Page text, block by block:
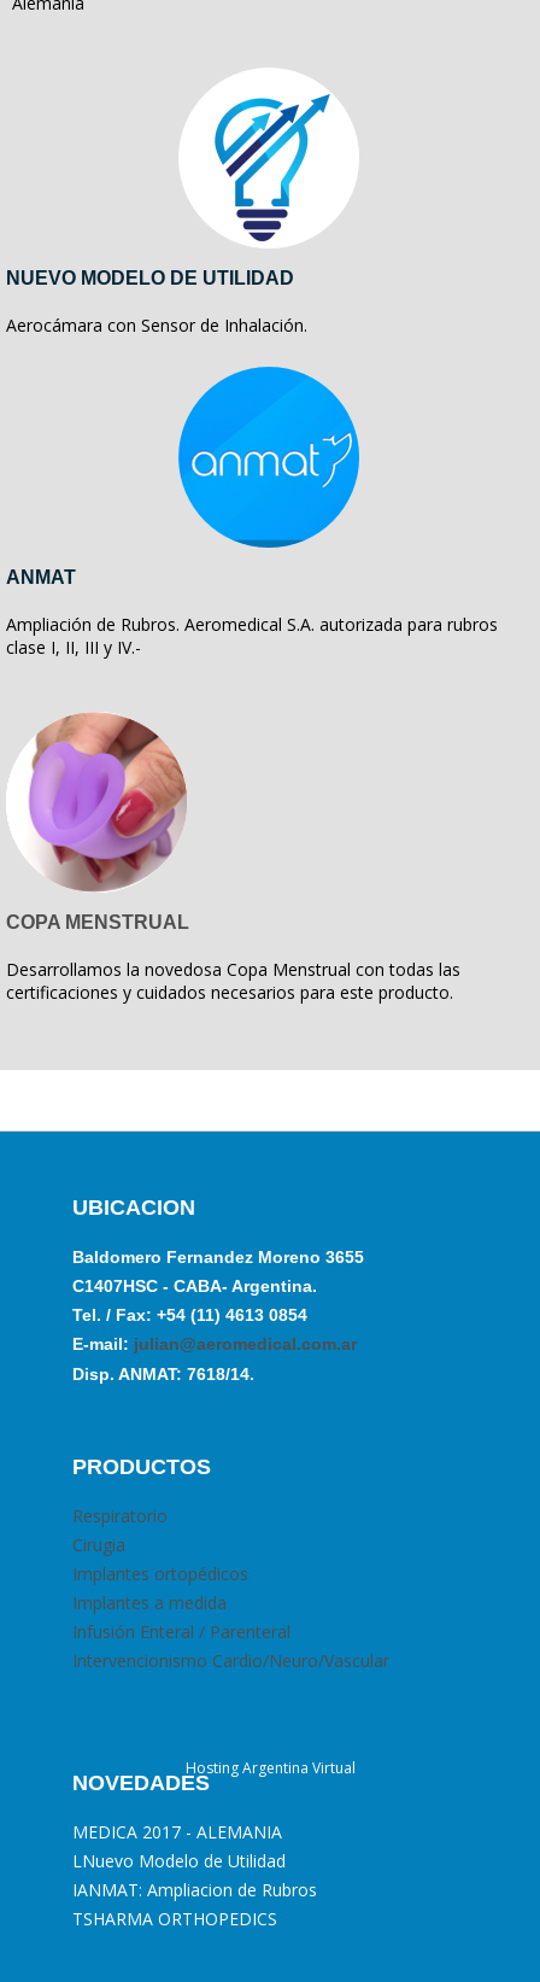
NUEVO MODELO DE UTILIDAD
Aerocámara con Sensor de Inhalación.
ANMAT
Ampliación de Rubros. Aeromedical S.A. autorizada para rubros
clase I, II, III y IV.-
COPA MENSTRUAL
Desarrollamos la novedosa Copa Menstrual con todas las
certificaciones y cuidados necesarios para este producto.
UBICACION
Baldomero Fernandez Moreno 3655
C1407HSC - CABA- Argentina.
Tel. / Fax: +54 (11) 4613 0854
E-mail: julian@aeromedical.com.ar
Disp. ANMAT: 7618/14.
PRODUCTOS
Respiratorio
Cirugia
Implantes ortopédicos
Implantes a medida
Infusión Enteral / Parenteral
Intervencionismo Cardio/Neuro/Vascular
NOVEDADES
MEDICA 2017 - ALEMANIA
LNuevo Modelo de Utilidad
IANMAT: Ampliacion de Rubros
TSHARMA ORTHOPEDICS
Hosting Argentina Virtual